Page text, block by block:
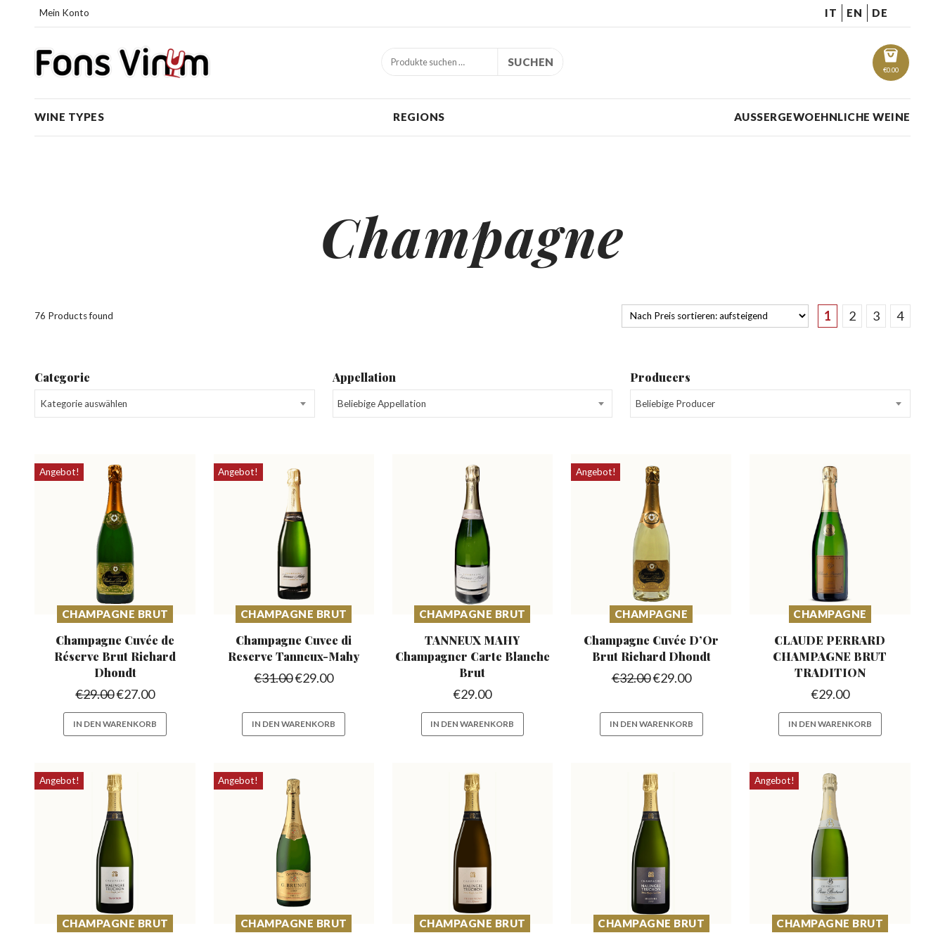
Mein Konto IT EN DE
€0.00
SUCHEN
WINE TYPES REGIONS AUSSERGEWOEHNLICHE WEINE
Champagne
76 Products found 1 2 3 4
Categorie
Kategorie auswählen
Appellation
Beliebige Appellation
Producers
Beliebige Producer
Angebot!
CHAMPAGNE BRUT
Champagne Cuvée de
Réserve Brut Richard
Dhondt
€29.00€27.00
IN DEN WARENKORB
Angebot!
CHAMPAGNE BRUT
Champagne Cuvee di
ReserveTanneux-Mahy
€31.00€29.00
IN DEN WARENKORB
CHAMPAGNE BRUT
TANNEUX MAHY
Champagner Carte Blanche
Brut
€29.00
IN DEN WARENKORB
Angebot!
CHAMPAGNE
Champagne Cuvée D’Or
Brut Richard Dhondt
€32.00€29.00
IN DEN WARENKORB
CHAMPAGNE
CLAUDE PERRARD
CHAMPAGNE BRUT
TRADITION
€29.00
IN DEN WARENKORB
Angebot!
CHAMPAGNE BRUT
Angebot!
CHAMPAGNE BRUT CHAMPAGNE BRUT CHAMPAGNE BRUT
Angebot!
CHAMPAGNE BRUT